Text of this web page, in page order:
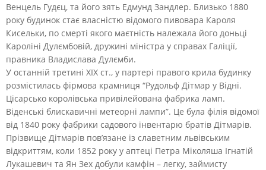
Венцель Гудєц, та його зять Едмунд Зандлер. Близько 1880
року будинок стає власністю відомого пивовара Кароля
Кисельки, по смерті якого маєтність належала його доньці
Кароліні Дулємбовій, дружині міністра у справах Галіції,
правника Владислава Дулємби.
У останній третині XIX ст., у партері правого крила будинку
розмістилась фірмова крамниця “Рудольф Дітмар у Відні.
Цісарсько королівська привілейована фабрика ламп.
Віденські блискавичні метеорні лампи”. Це була філія відомої
від 1840 року фабрики садового інвентарю братів Дітмарів.
Прізвище Дітмарів пов’язане із славетним львівським
відкриттям, коли 1852 року у аптеці Петра Міколяша Ігнатій
Лукашевич та Ян Зех добули камфін – легку, займисту